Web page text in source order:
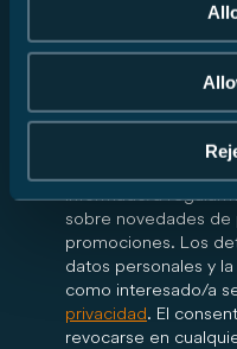
relacionados con mi
ponerse en
electrónico en el
consentimiento es
en cualquier
informado/a
sobre novedades
promociones. Los
datos personales y
como interesado/a
privacidad. El
revocarse en